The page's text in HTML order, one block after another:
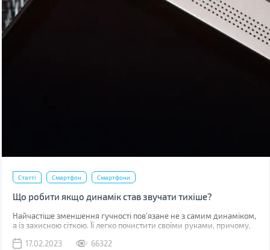
Статті Смартфон Смартфони
Що робити якщо динамік став звучати тихіше?
Найчастіше зменшення гучності пов'язане не з самим динаміком,
а із захисною сіткою. Її легко почистити своїми руками, причому,
17.02.2023
66322